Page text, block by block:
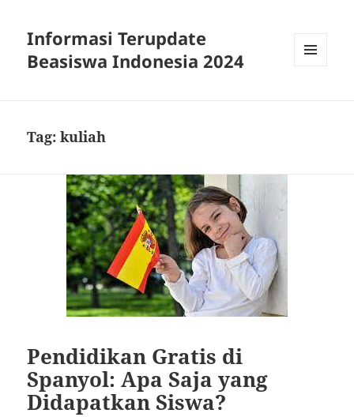
Informasi Terupdate
Beasiswa Indonesia 2024
Tag:kuliah
Pendidikan Gratis di
Spanyol: Apa Saja yang
Didapatkan Siswa?